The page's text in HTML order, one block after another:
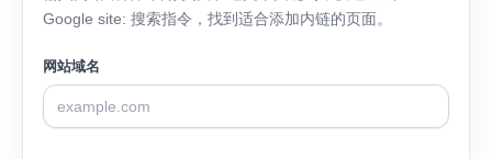
Google site: 搜索指令，找到适合添加内链的页面。
网站域名